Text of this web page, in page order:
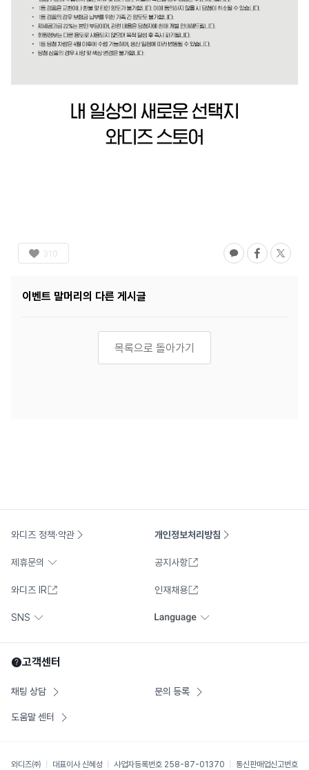
310
이벤트 말머리의 다른 게시글
목록으로 돌아가기
와디즈 정책·약관 개인정보처리방침
제휴문의 공지사항
와디즈 IR 인재채용
SNS
고객센터
채팅 상담 문의 등록
도움말 센터
와디즈㈜ 대표이사신혜성 사업자등록번호 258-87-01370 통신판매업신고번호